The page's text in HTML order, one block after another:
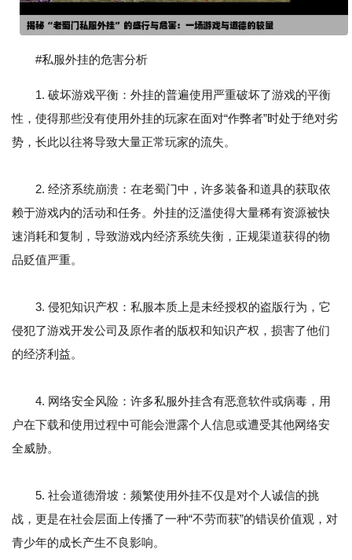
#私服外挂的危害分析
1. 破坏游戏平衡：外挂的普遍使用严重破坏了游戏的平衡
性，使得那些没有使用外挂的玩家在面对“作弊者”时处于绝对劣
势，长此以往将导致大量正常玩家的流失。
2. 经济系统崩溃：在老蜀门中，许多装备和道具的获取依
赖于游戏内的活动和任务。外挂的泛滥使得大量稀有资源被快
速消耗和复制，导致游戏内经济系统失衡，正规渠道获得的物
品贬值严重。
3. 侵犯知识产权：私服本质上是未经授权的盗版行为，它
侵犯了游戏开发公司及原作者的版权和知识产权，损害了他们
的经济利益。
4. 网络安全风险：许多私服外挂含有恶意软件或病毒，用
户在下载和使用过程中可能会泄露个人信息或遭受其他网络安
全威胁。
5. 社会道德滑坡：频繁使用外挂不仅是对个人诚信的挑
战，更是在社会层面上传播了一种“不劳而获”的错误价值观，对
青少年的成长产生不良影响。